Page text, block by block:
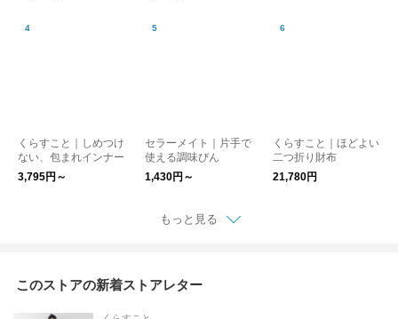
くらすこと｜しめつけ
ない、包まれインナー
3,795円～
セラーメイト｜片手で
使える調味びん
1,430円～
くらすこと｜ほどよい
二つ折り財布
21,780円
もっと見る
このストアの新着ストアレター